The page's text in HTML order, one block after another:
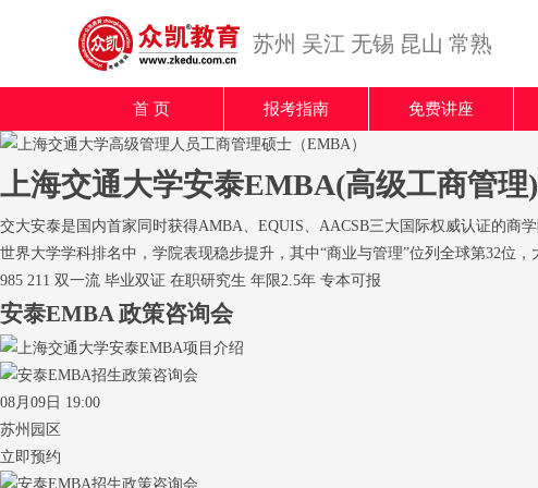
苏州 吴江 无锡 昆山 常熟
首 页 报考指南 免费讲座
上海交通大学安泰EMBA(高级工商管理
交大安泰是国内首家同时获得AMBA、EQUIS、AACSB三大国际权威认证的商
世界大学学科排名中，学院表现稳步提升，其中“商业与管理”位列全球第32位，
985 211 双一流 毕业双证 在职研究生 年限2.5年 专本可报
安泰EMBA政策咨询会
08月09日 19:00
苏州园区
立即预约